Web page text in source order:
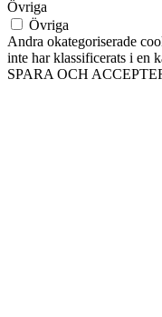
Övriga
Övriga
Andra okategoriserade
inte har klassificerats i en
SPARA OCH